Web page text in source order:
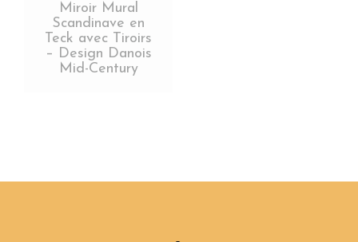
Miroir Mural
Scandinave en
Teck avec Tiroirs
– Design Danois
Mid-Century